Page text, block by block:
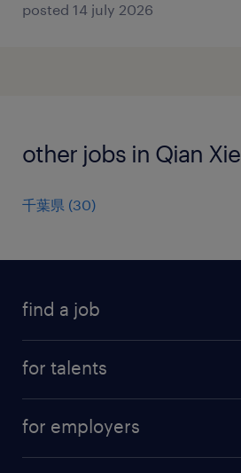
posted 14 july 2026
other jobs in Qian Xie
千葉県 (30)
find a job
for talents
professional career
for employers